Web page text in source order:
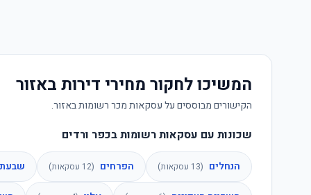
המשיכו לחקור מחירי דירות באזור
הקישורים מבוססים על עסקאות מכר רשומות באזור.
שכונות עם עסקאות רשומות בכפר ורדים
הנחלים (
13 עסקאות) הפרחים (
12 עסקאות) שבעת